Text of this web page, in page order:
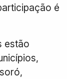
é
estão